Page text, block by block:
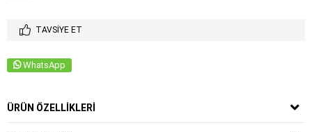
TAVSIYE ET
WhatsApp
ÜRÜN ÖZELLIKLERI